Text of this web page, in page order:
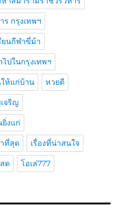
ร กรุงเทพฯ
ยนกีฬาขี่ม้า
ปในกรุงเทพฯ
ห้แก่บ้าน หวยดี
จริญ
งแก่
ที่สุด เรื่องที่น่าสนใจ
ด โอเล่777